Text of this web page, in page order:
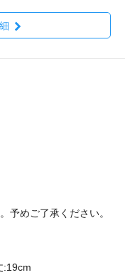
予めご了承ください。
:19cm